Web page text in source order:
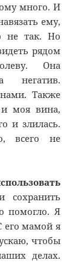
много. И
ему,
не так. Но
рядом
Она
негатив.
Также
моя вина,
и злилась.
всего не
сохранить
помогло. Я
его мамой я
чтобы
делах.